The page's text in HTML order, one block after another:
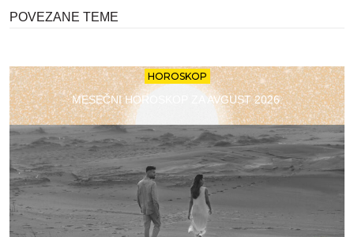
POVEZANE TEME
HOROSKOP
MESEČNI HOROSKOP ZA AVGUST 2026.